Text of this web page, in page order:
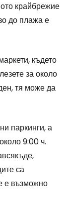
крайбрежие
до плажа е
където
за около
тя може да
паркинги, а
9:00 ч.
са
е възможно